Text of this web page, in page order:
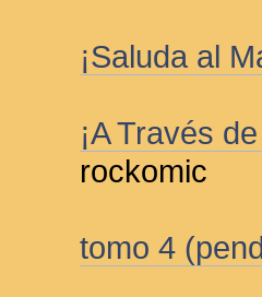
¡Saluda al
¡A Través
rockomic
tomo 4